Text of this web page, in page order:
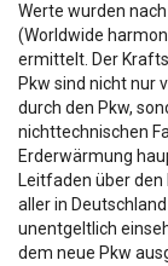
Werte wurden
(Worldwide
ermittelt. Der
Pkw sind nicht nur
durch den Pkw,
nichttechnischen
Erderwärmung
Leitfaden über
aller in
unentgeltlich
dem neue Pkw